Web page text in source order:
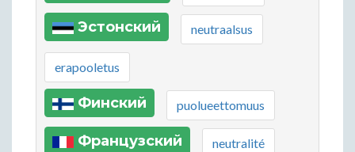
Эстонский neutraalsus
erapooletus
Финский puolueettomuus
Французский neutralité